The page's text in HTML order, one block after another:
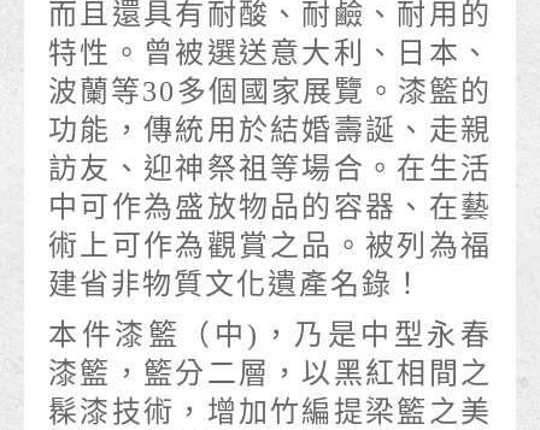
而且還具有耐酸、耐鹼、耐用的
特性。曾被選送意大利、日本、
波蘭等30多個國家展覽。漆籃的
功能，傳統用於結婚壽誕、走親
訪友、迎神祭祖等場合。在生活
中可作為盛放物品的容器、在藝
術上可作為觀賞之品。被列為福
建省非物質文化遺產名錄！
本件漆籃（中)，乃是中型永春
漆籃，籃分二層，以黑紅相間之
髹漆技術，增加竹編提梁籃之美